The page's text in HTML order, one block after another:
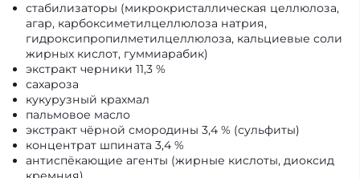
стабилизаторы (микрокристаллическая целлюлоза,
агар, карбоксиметилцеллюлоза натрия,
гидроксипропилметилцеллюлоза, кальциевые соли
жирных кислот, гуммиарабик)
экстракт черники 11,3 %
сахароза
кукурузный крахмал
пальмовое масло
экстракт чёрной смородины 3,4 % (сульфиты)
концентрат шпината 3,4 %
антиспёкающие агенты (жирные кислоты, диоксид